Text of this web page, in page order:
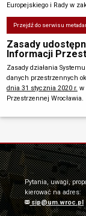
Europejskiego i Rady w
Przejdź do serwisu
Zasady
Informacji
Zasady działania
danych przestrzennych
dnia 31 stycznia 2020 r. w
Przestrzennej Wrocławia.
Pytania, uwagi,
kierować na adres:
sip@um.wroc.pl